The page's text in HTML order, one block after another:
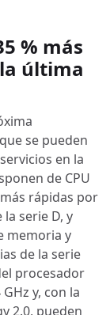
% más
última
se pueden
en la
de CPU
rápidas por
serie D, y
memoria y
de la serie
procesador
y, con la
2.0, pueden